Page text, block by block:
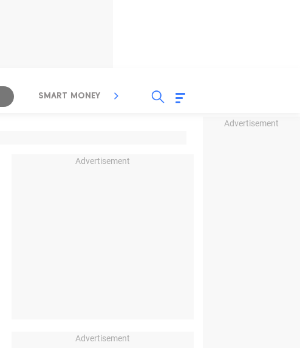
Advertisement
SMART MONEY INSPIRASI BISNIS
Advertisement
Advertisement